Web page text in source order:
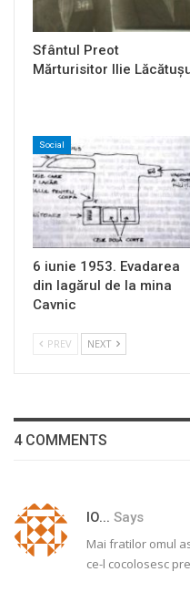
Sfântul Preot
Mărturisitor Ilie
Social
6 iunie 1953. Evadarea
din lagărul de la mina
Cavnic
PREV NEXT
4 COMMENTS
IO... Says
Mai fratilor omul
ce-l cocolosesc